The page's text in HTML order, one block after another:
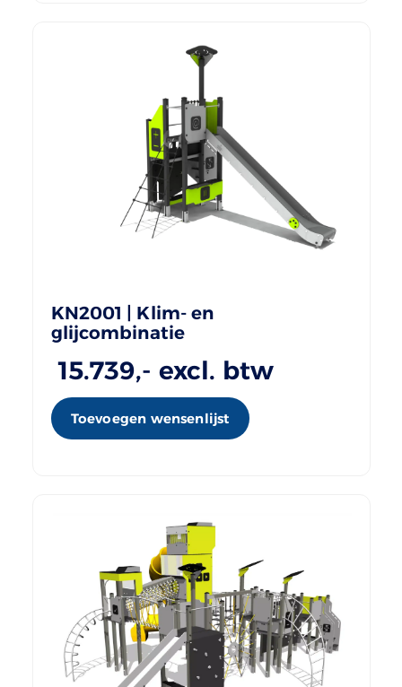
KN2001 | Klim- en
glijcombinatie
15.739,- excl. btw
Toevoegen wensenlijst